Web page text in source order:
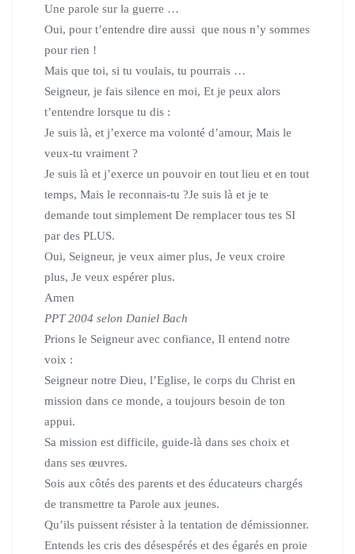
Une parole sur la guerre …
Oui, pour t’entendre dire aussi que nous n’y sommes
pour rien !
Mais que toi, si tu voulais, tu pourrais …
Seigneur, je fais silence en moi, Et je peux alors
t’entendre lorsque tu dis :
Je suis là, et j’exerce ma volonté d’amour, Mais le
veux-tu vraiment ?
Je suis là et j’exerce un pouvoir en tout lieu et en tout
temps, Mais le reconnais-tu ?Je suis là et je te
demande tout simplement De remplacer tous tes SI
par des PLUS.
Oui, Seigneur, je veux aimer plus, Je veux croire
plus, Je veux espérer plus.
Amen
PPT 2004 selon Daniel Bach
Prions le Seigneur avec confiance, Il entend notre
voix :
Seigneur notre Dieu, l’Eglise, le corps du Christ en
mission dans ce monde, a toujours besoin de ton
appui.
Sa mission est difficile, guide-là dans ses choix et
dans ses œuvres.
Sois aux côtés des parents et des éducateurs chargés
de transmettre ta Parole aux jeunes.
Qu’ils puissent résister à la tentation de démissionner.
Entends les cris des désespérés et des égarés en proie